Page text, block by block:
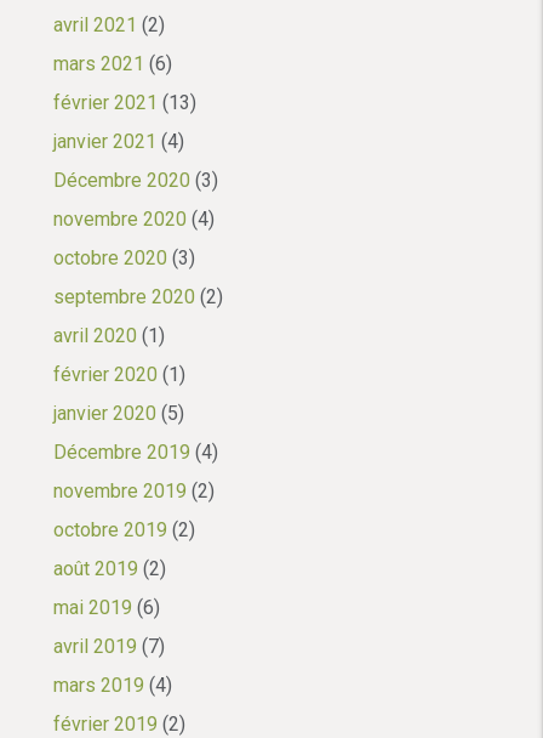
avril 2021 (2)
mars 2021 (6)
février 2021 (13)
janvier 2021 (4)
Décembre 2020 (3)
novembre 2020 (4)
octobre 2020 (3)
septembre 2020 (2)
avril 2020 (1)
février 2020 (1)
janvier 2020 (5)
Décembre 2019 (4)
novembre 2019 (2)
octobre 2019 (2)
août 2019 (2)
mai 2019 (6)
avril 2019 (7)
mars 2019 (4)
février 2019 (2)